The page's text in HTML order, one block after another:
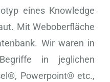
eines Knowledge
Mit Weboberfläche
Wir waren in
in jeglichen
Powerpoint® etc.,